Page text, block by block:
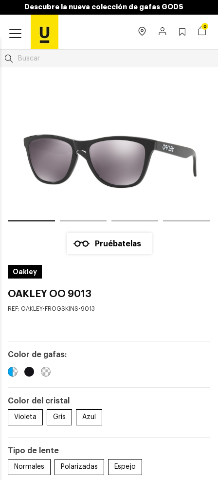
Descubre la nueva colección de gafas GODS
0
Pruébatelas
Oakley
OAKLEY OO 9013
REF: OAKLEY-FROGSKINS-9013
Color de gafas:
Color del cristal
Violeta Gris Azul
Tipo de lente
Normales Polarizadas Espejo